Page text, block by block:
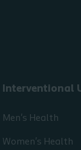
Interventional
Men's Health
Women's Health